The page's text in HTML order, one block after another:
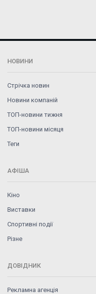
НОВИНИ
Стрічка новин
Новини компаній
ТОП-новини тижня
ТОП-новини місяця
Теги
АФІША
Кіно
Виставки
Спортивні події
Різне
ДОВІДНИК
Рекламна агенція